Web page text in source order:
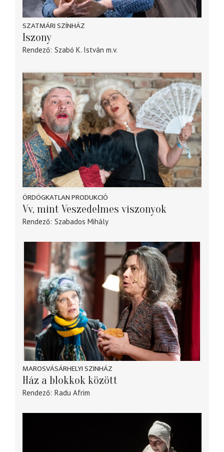
SZATMÁRI SZÍNHÁZ
Iszony
Rendező Szabó K. István m.v.
ÖRDÖGKATLAN PRODUKCIÓ
Vv, mint Veszedelmes viszonyok
Rendező Szabados Mihály
MAROSVÁSÁRHELYI SZINHÁZ
Ház a blokkok között
Rendező Radu Afrim